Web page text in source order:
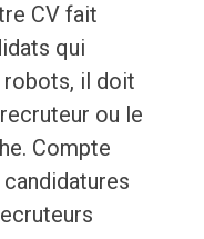
CV fait
qui
robots, il doit
ou le
Compte